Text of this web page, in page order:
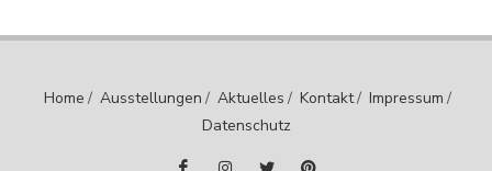
Home / Ausstellungen / Aktuelles / Kontakt/ Impressum /
Datenschutz